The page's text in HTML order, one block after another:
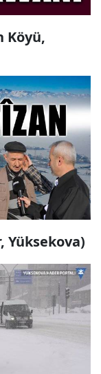
Köyü,
Yüksekova)